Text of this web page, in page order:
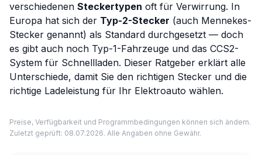
verschiedenen Steckertypen oft für Verwirrung. In
Europa hat sich der Typ-2-Stecker (auch Mennekes-
Stecker genannt) als Standard durchgesetzt — doch
es gibt auch noch Typ-1-Fahrzeuge und das CCS2-
System für Schnellladen. Dieser Ratgeber erklärt alle
Unterschiede, damit Sie den richtigen Stecker und die
richtige Ladeleistung für Ihr Elektroauto wählen.
Preise, Verfügbarkeit und Programmbedingungen können sich ändern.
Zuletzt geprüft: 08.07.2026. Alle Angaben ohne Gewähr.